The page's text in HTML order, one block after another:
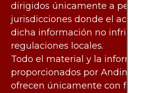
dirigidos únicamente a
jurisdicciones donde el acceso
dicha información no infringe
regulaciones locales.
Todo el material y la
proporcionados por
ofrecen únicamente con fines